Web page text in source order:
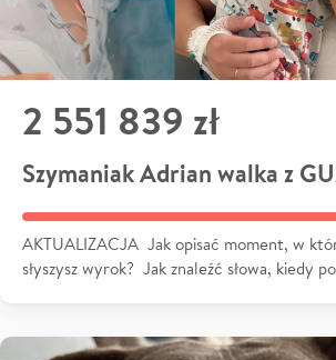
2 551 839 zł
Szymaniak Adrian walka z
AKTUALIZACJA Jak opisać moment, w
słyszysz wyrok? Jak znaleźć słowa, kiedy